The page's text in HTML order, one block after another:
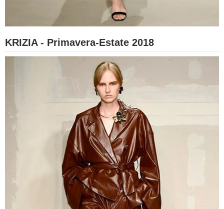
KRIZIA - Primavera-Estate 2018